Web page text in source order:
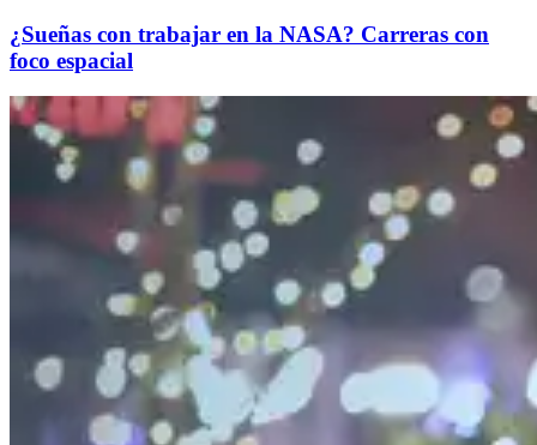
¿Sueñas con trabajar en la NASA? Carreras con
foco espacial